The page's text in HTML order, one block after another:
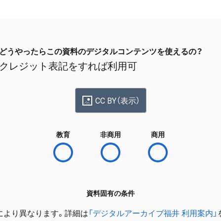
どうやったらこの資料のデジタルコンテンツを使えるの？
クレジット表記をすれば利用可
CC BY（表示）
教育 非商用 商用
資料固有の条件
より異なります。詳細は 「デジタルアーカイブ福井 利用案内」